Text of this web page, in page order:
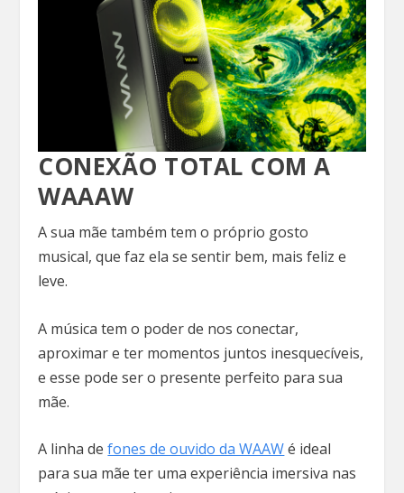
CONEXÃO TOTAL COM A
WAAAW
A sua mãe também tem o próprio gosto
musical, que faz ela se sentir bem, mais feliz e
leve.
A música tem o poder de nos conectar,
aproximar e ter momentos juntos inesquecíveis,
e esse pode ser o presente perfeito para sua
mãe.
A linha defones de ouvido da WAAWé ideal
para sua mãe ter uma experiência imersiva nas